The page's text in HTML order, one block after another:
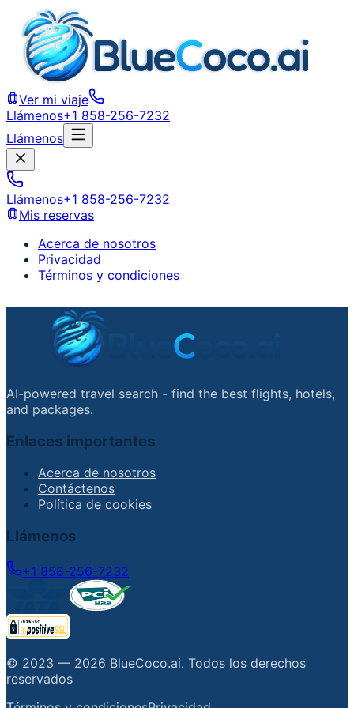
Ver mi viaje
Llámenos+1 858-256-7232
Llámenos
Llámenos+1 858-256-7232
Mis reservas
Acerca de nosotros
Privacidad
Términos y condiciones
AI-powered travel search - find the best flights, hotels,
and packages.
Enlaces importantes
Acerca de nosotros
Contáctenos
Política de cookies
Llámenos
+1 858-256-7232
© 2023 — 2026 BlueCoco.ai. Todos los derechos
reservados